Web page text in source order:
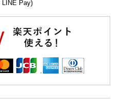
LINE Pay)